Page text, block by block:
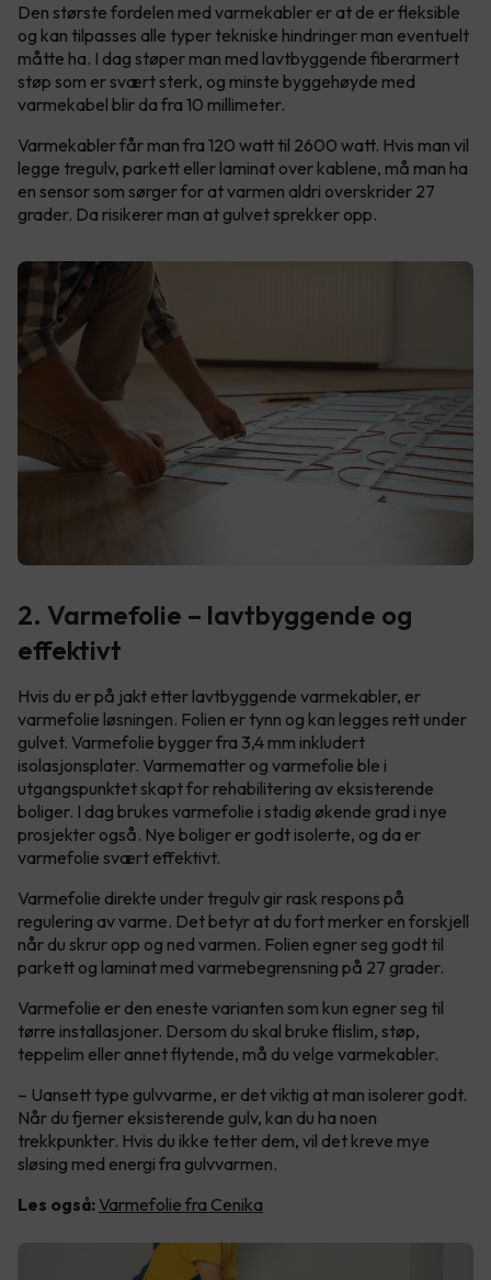
Den største fordelen med varmekabler er at de er fleksible
og kan tilpasses alle typer tekniske hindringer man eventuelt
måtte ha. I dag støper man med lavtbyggende fiberarmert
støp som er svært sterk, og minste byggehøyde med
varmekabel blir da fra 10 millimeter.
Varmekabler får man fra 120 watt til 2600 watt. Hvis man vil
legge tregulv, parkett eller laminat over kablene, må man ha
en sensor som sørger for at varmen aldri overskrider 27
grader. Da risikerer man at gulvet sprekker opp.
2. Varmefolie – lavtbyggende og
effektivt
Hvis du er på jakt etter lavtbyggende varmekabler, er
varmefolie løsningen. Folien er tynn og kan legges rett under
gulvet. Varmefolie bygger fra 3,4 mm inkludert
isolasjonsplater. Varmematter og varmefolie ble i
utgangspunktet skapt for rehabilitering av eksisterende
boliger. I dag brukes varmefolie i stadig økende grad i nye
prosjekter også. Nye boliger er godt isolerte, og da er
varmefolie svært effektivt.
Varmefolie direkte under tregulv gir rask respons på
regulering av varme. Det betyr at du fort merker en forskjell
når du skrur opp og ned varmen. Folien egner seg godt til
parkett og laminat med varmebegrensning på 27 grader.
Varmefolie er den eneste varianten som kun egner seg til
tørre installasjoner. Dersom du skal bruke flislim, støp,
teppelim eller annet flytende, må du velge varmekabler.
– Uansett type gulvvarme, er det viktig at man isolerer godt.
Når du fjerner eksisterende gulv, kan du ha noen
trekkpunkter. Hvis du ikke tetter dem, vil det kreve mye
sløsing med energi fra gulvvarmen.
Les også: Varmefolie fra Cenika